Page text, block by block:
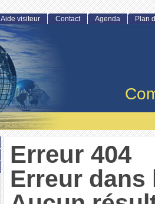
Erreur 404
Erreur dans
Aide visiteur Contact Agenda Plan